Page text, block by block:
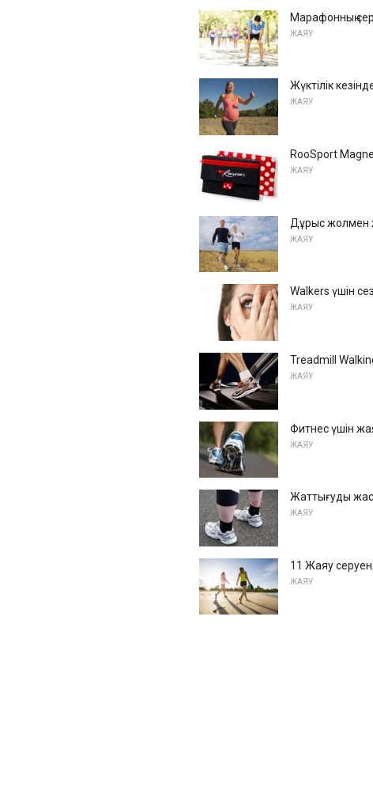
Марафонның
ЖАЯУ
Жүктілік
ЖАЯУ
RooSport
ЖАЯУ
Дұрыс жолмен
ЖАЯУ
Walkers үшін
ЖАЯУ
Treadmill
ЖАЯУ
Фитнес үшін
ЖАЯУ
Жаттығуды
ЖАЯУ
11 Жаяу
ЖАЯУ